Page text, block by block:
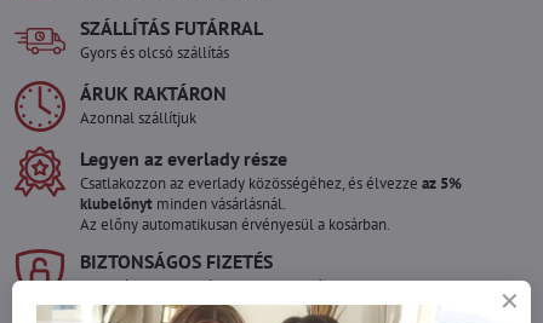
SZÁLLÍTÁS FUTÁRRAL
Gyors és olcsó szállítás
ÁRUK RAKTÁRON
Azonnal szállítjuk
Legyen az everlady része
Csatlakozzon az everlady közösségéhez, és élvezze az 5%
klubelőnyt minden vásárlásnál.
Az előny automatikusan érvényesül a kosárban.
BIZTONSÁGOS FIZETÉS
Garantáltan biztonságos online fizetés